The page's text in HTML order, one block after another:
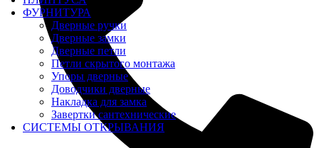
ФУРНИТУРА
Дверные ручки
Дверные замки
Дверные петли
Петли скрытого монтажа
Упоры дверные
Доводчики дверные
Накладка для замка
Завертки сантехнические
СИСТЕМЫ ОТКРЫВАНИЯ